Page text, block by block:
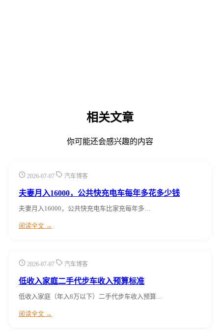
相关文章
你可能还会感兴趣的内容
2026-07-07 汽车博客
夫妻月入16000，公共快充电车每年多花多少钱
夫妻月入16000，公共快充电车比家充每年多…
阅读全文 →
2026-07-07 汽车博客
低收入家庭二手代步车收入预算标准
低收入家庭（年入8万以下）二手代步车收入预算…
阅读全文 →